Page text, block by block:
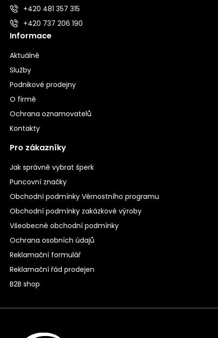
+420 481 357 315
+420 737 206 190
Informace
Aktuálně
Služby
Podnikové prodejny
O firmě
Ochrana oznamovatelů
Kontakty
Pro zákazníky
Jak správně vybrat šperk
Puncovní značky
Obchodní podmínky Věrnostního programu
Obchodní podmínky zakázkové výroby
Všeobecné obchodní podmínky
Ochrana osobních údajů
Reklamační formulář
Reklamační řád prodejen
B2B shop